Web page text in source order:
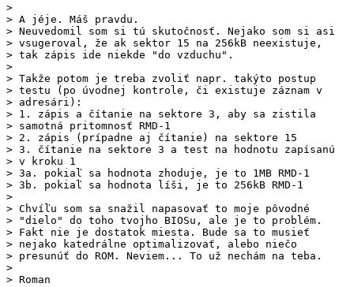
>
> A jéje. Máš pravdu.
> Neuvedomil som si tú skutočnosť. Nejako som si asi
> vsugeroval, že ak sektor 15 na 256kB neexistuje,
> tak zápis ide niekde "do vzduchu".
>
> Takže potom je treba zvoliť napr. takýto postup
> testu (po úvodnej kontrole, či existuje záznam v
> adresári):
> 1. zápis a čítanie na sektore 3, aby sa zistila
> samotná pritomnosť RMD-1
> 2. zápis (prípadne aj čítanie) na sektore 15
> 3. čítanie na sektore 3 a test na hodnotu zapísanú
> v kroku 1
> 3a. pokiaľ sa hodnota zhoduje, je to 1MB RMD-1
> 3b. pokiaľ sa hodnota líši, je to 256kB RMD-1
>
> Chvíľu som sa snažil napasovať to moje pôvodné
> "dielo" do toho tvojho BIOSu, ale je to problém.
> Fakt nie je dostatok miesta. Bude sa to musieť
> nejako katedrálne optimalizovať, alebo niečo
> presunúť do ROM. Neviem... To už nechám na teba.
>
> Roman